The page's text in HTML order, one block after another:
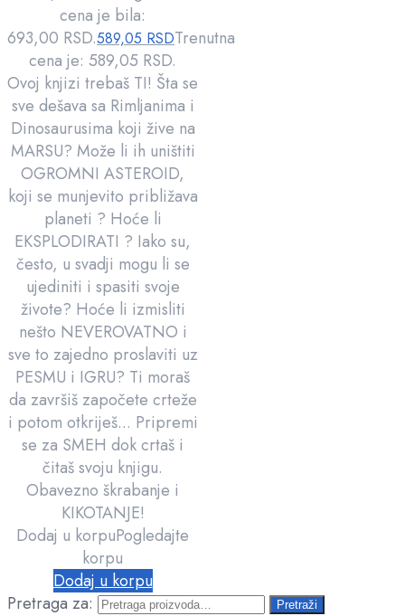
cena je bila:
693,00 RSD.589,05 RSDTrenutna
cena je: 589,05 RSD.
Ovoj knjizi trebaš TI! Šta se
sve dešava sa Rimljanima i
Dinosaurusima koji žive na
MARSU? Može li ih uništiti
OGROMNI ASTEROID,
koji se munjevito približava
planeti ? Hoće li
EKSPLODIRATI ? Iako su,
često, u svadji mogu li se
ujediniti i spasiti svoje
živote? Hoće li izmisliti
nešto NEVEROVATNO i
sve to zajedno proslaviti uz
PESMU i IGRU? Ti moraš
da završiš započete crteže
i potom otkriješ... Pripremi
se za SMEH dok crtaš i
čitaš svoju knjigu.
Obavezno škrabanje i
KIKOTANJE!
Dodaj u korpuPogledajte
korpu
Dodaj u korpu
Pretraga za:
Pretraži